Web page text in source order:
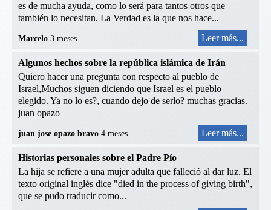
es de mucha ayuda, como lo será para tantos otros que
también lo necesitan. La Verdad es la que nos hace...
Marcelo 3 meses Leer más...
Algunos hechos sobre la república islámica de Irán
Quiero hacer una pregunta con respecto al pueblo de
Israel,Muchos siguen diciendo que Israel es el pueblo
elegido. Ya no lo es?, cuando dejo de serlo? muchas gracias.
juan opazo
juan jose opazo bravo 4 meses Leer más...
Historias personales sobre el Padre Pío
La hija se refiere a una mujer adulta que falleció al dar luz. El
texto original inglés dice "died in the process of giving birth",
que se pudo traducir como...